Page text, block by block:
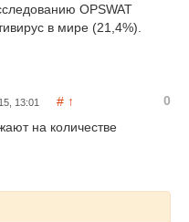
OPSWAT
в мире (21,4%).
13:01 # ↑
0
на количестве